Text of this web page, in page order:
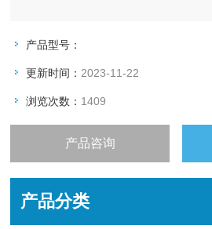
产品型号：
更新时间： 2023-11-22
浏览次数： 1409
产品咨询
产品分类